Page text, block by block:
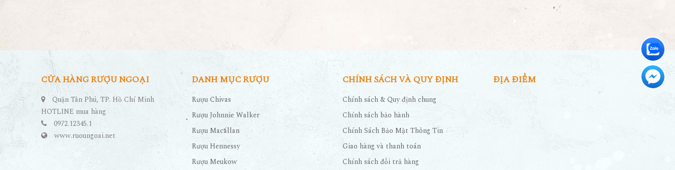
CỬA HÀNG RƯỢU NGOẠI
Quận Tân Phú, TP. Hồ Chí Minh
HOTLINE mua hàng
0972.12345.1
www.ruoungoai.net
DANH MỤC RƯỢU
Rượu Chivas
Rượu Johnnie Walker
Rượu Macallan
Rượu Hennessy
Rượu Meukow
CHÍNH SÁCH VÀ QUY ĐỊNH
Chính sách & Quy định chung
Chính sách bảo hành
Chính Sách Bảo Mật Thông Tin
Giao hàng và thanh toán
Chính sách đổi trả hàng
ĐỊA ĐIỂM